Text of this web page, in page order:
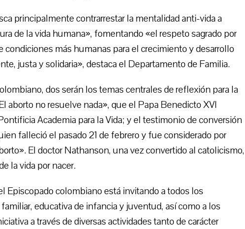
principalmente contrarrestar la mentalidad anti-vida a
de la vida humana», fomentando «el respeto sagrado por
condiciones más humanas para el crecimiento y desarrollo
justa y solidaria», destaca el Departamento de Familia.
dos serán los temas centrales de reflexión para la
aborto no resuelve nada», que el Papa Benedicto XVI
Academia para la Vida; y el testimonio de conversión
falleció el pasado 21 de febrero y fue considerado por
El doctor Nathanson, una vez convertido al catolicismo,
la vida por nacer.
Episcopado colombiano está invitando a todos los
educativa de infancia y juventud, así como a los
a través de diversas actividades tanto de carácter